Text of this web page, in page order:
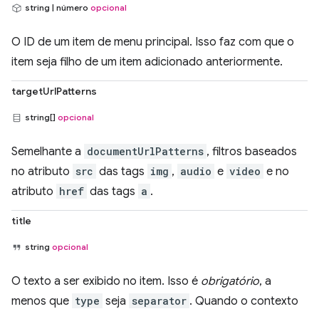
string | número opcional
O ID de um item de menu principal. Isso faz com que o
item seja filho de um item adicionado anteriormente.
targetUrlPatterns
string[] opcional
Semelhante a documentUrlPatterns , filtros baseados
no atributo src das tags img , audio e video e no
atributo href das tags a .
title
string opcional
O texto a ser exibido no item. Isso é obrigatório, a
menos que type seja separator . Quando o contexto